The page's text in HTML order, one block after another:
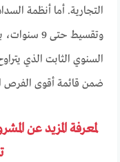
وتقسيط حتى
ضمن قائمة أقوى الفرص
لمعرفة المزيد عن